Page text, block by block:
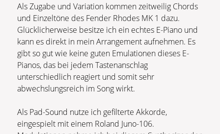
Als Zugabe und Variation kommen zeitweilig Chords
und Einzeltöne des Fender Rhodes MK 1 dazu.
Glücklicherweise besitze ich ein echtes E-Piano und
kann es direkt in mein Arrangement aufnehmen. Es
gibt so gut wie keine guten Emulationen dieses E-
Pianos, das bei jedem Tastenanschlag
unterschiedlich reagiert und somit sehr
abwechslungsreich im Song wirkt.
Als Pad-Sound nutze ich gefilterte Akkorde,
eingespielt mit einem Roland Juno-106.